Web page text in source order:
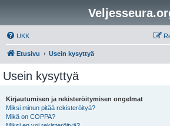
UKK
Etusivu Usein kysyttyä
Usein kysyttyä
Kirjautumisen ja rekisteröitymisen ongelmat
Miksi minun pitää rekisteröityä?
Mikä on COPPA?